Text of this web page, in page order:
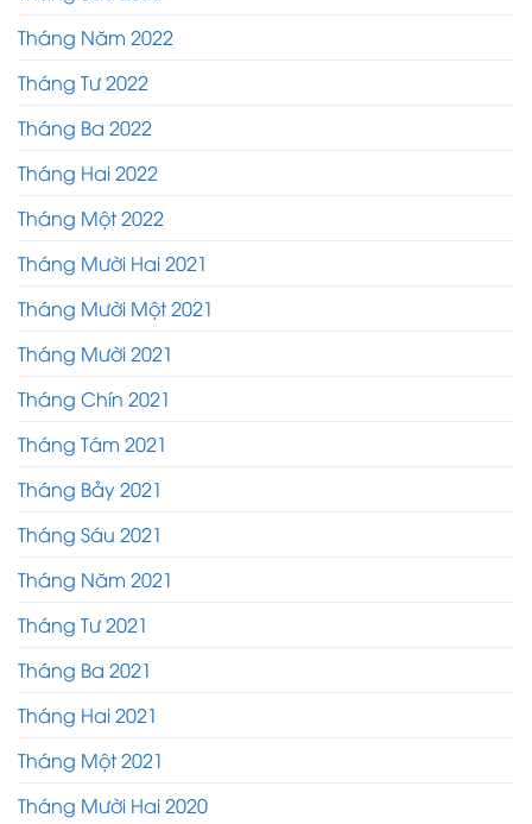
Tháng Năm 2022
Tháng Tư 2022
Tháng Ba 2022
Tháng Hai 2022
Tháng Một 2022
Tháng Mười Hai 2021
Tháng Mười Một 2021
Tháng Mười 2021
Tháng Chín 2021
Tháng Tám 2021
Tháng Bảy 2021
Tháng Sáu 2021
Tháng Năm 2021
Tháng Tư 2021
Tháng Ba 2021
Tháng Hai 2021
Tháng Một 2021
Tháng Mười Hai 2020